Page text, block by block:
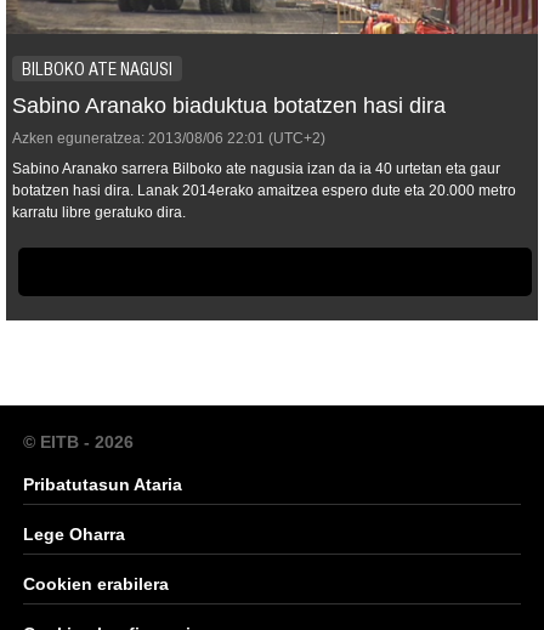
BILBOKO ATE NAGUSI
Sabino Aranako biaduktua botatzen hasi dira
Azken eguneratzea: 2013/08/06 22:01 (UTC+2)
Sabino Aranako sarrera Bilboko ate nagusia izan da ia 40 urtetan eta gaur
botatzen hasi dira. Lanak 2014erako amaitzea espero dute eta 20.000 metro
karratu libre geratuko dira.
© EITB - 2026
Pribatutasun Ataria
Lege Oharra
Cookien erabilera